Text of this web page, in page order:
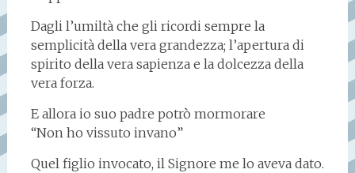
Dagli l’umiltà che gli ricordi sempre la
semplicità della vera grandezza; l’apertura di
spirito della vera sapienza e la dolcezza della
vera forza.
E allora io suo padre potrò mormorare
“Non ho vissuto invano”
Quel figlio invocato, il Signore me lo aveva dato.